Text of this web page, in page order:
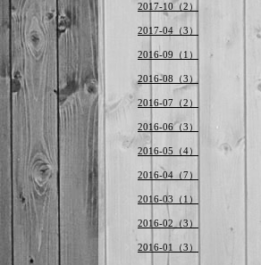
2017-10（2）
2017-04（3）
2016-09（1）
2016-08（3）
2016-07（2）
2016-06（3）
2016-05（4）
2016-04（7）
2016-03（1）
2016-02（3）
2016-01（3）